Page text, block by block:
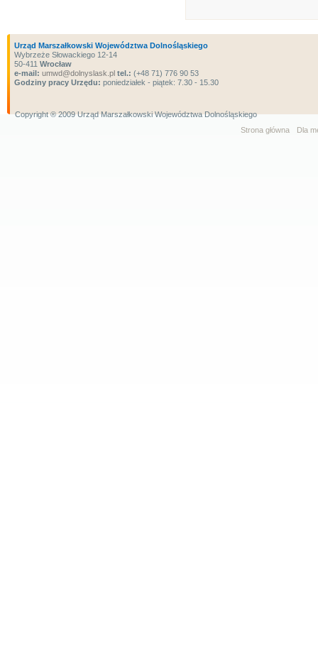
Urząd Marszałkowski Województwa Dolnośląskiego
Wybrzeże Słowackiego 12-14
50-411 Wrocław
e-mail: umwd@dolnyslask.pl tel.: (+48 71) 776 90 53
Godziny pracy Urzędu: poniedziałek - piątek: 7.30 - 15.30
Copyright ® 2009 Urząd Marszałkowski Województwa Dolnośląskiego
Strona główna
Dla